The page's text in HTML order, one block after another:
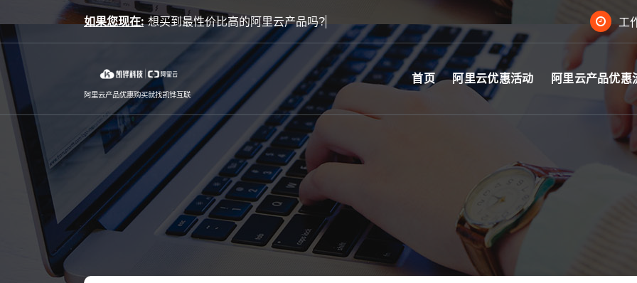
to
content
如果您现在: 想 工
阿里云产品优惠购买就找凯铧互联
首页 阿里云优惠活动 阿里云产品优惠